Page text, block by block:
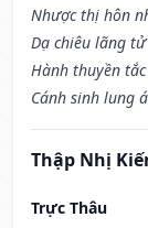
Nhược thị hôn
Dạ chiêu lãng
Hành thuyền
Cánh sinh lung
Thập Nhị
Trực Thâu